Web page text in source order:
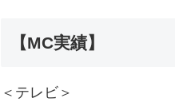
【MC実績】
＜テレビ＞